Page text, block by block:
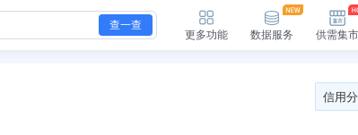
查一查
更多功能 数据服务 供需集市
信用分